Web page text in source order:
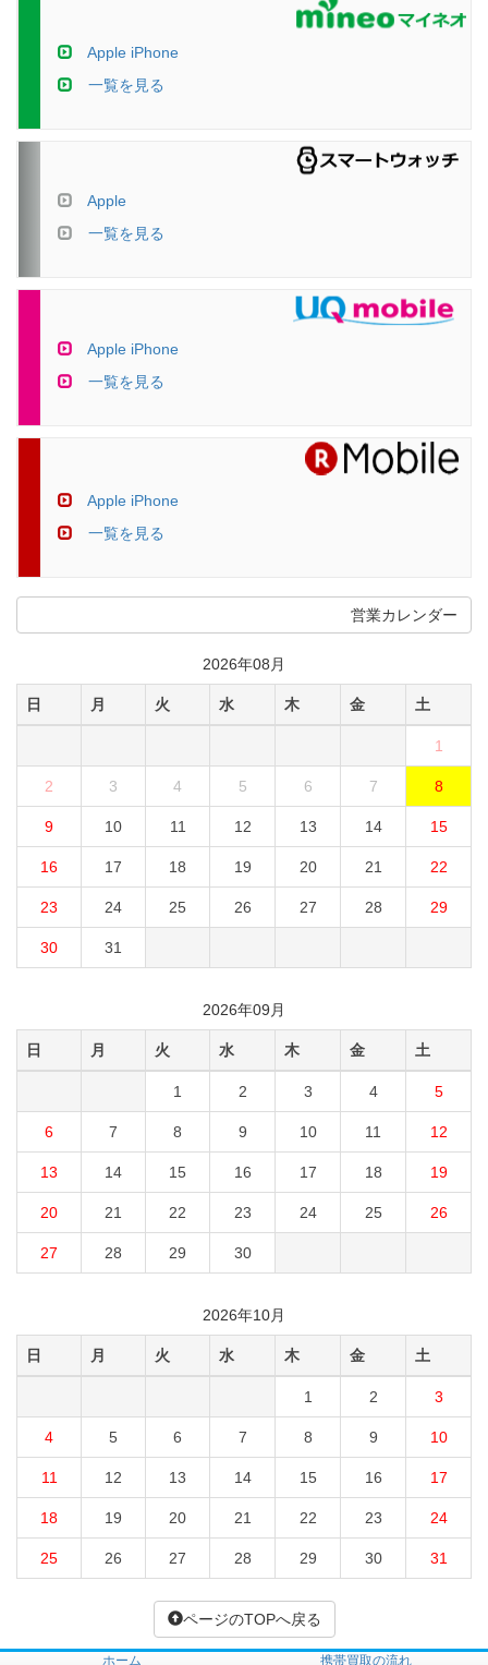
Apple iPhone
一覧を見る
Apple
一覧を見る
Apple iPhone
一覧を見る
Apple iPhone
一覧を見る
営業カレンダー
2026年08月
日 月 火 水 木 金 土
1
2 3 4 5 6 7 8
9 10 11 12 13 14 15
16 17 18 19 20 21 22
23 24 25 26 27 28 29
30 31
2026年09月
日 月 火 水 木 金 土
1 2 3 4 5
6 7 8 9 10 11 12
13 14 15 16 17 18 19
20 21 22 23 24 25 26
27 28 29 30
2026年10月
日 月 火 水 木 金 土
1 2 3
4 5 6 7 8 9 10
11 12 13 14 15 16 17
18 19 20 21 22 23 24
25 26 27 28 29 30 31
ページのTOPへ戻る
ホーム 携帯買取の流れ